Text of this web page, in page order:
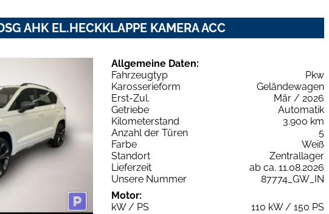
AHK EL.HECKKLAPPE KAMERA ACC
Allgemeine Daten:
Fahrzeugtyp
Pkw
Karosserieform
Geländewagen
Erst-Zul.
Mär / 2026
Getriebe
Automatik
Kilometerstand
3.900 km
Anzahl der Türen
5
Farbe
Weiß
Standort
Zentrallager
Lieferzeit
ab ca. 11.08.2026
Unsere Nummer
87774_GW_IN
Motor:
kW / PS
110 kW / 150 PS